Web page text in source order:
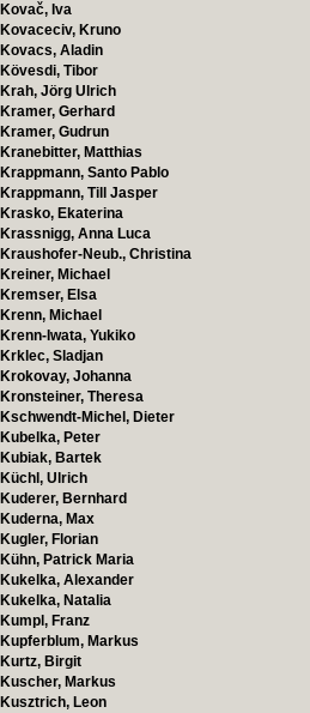
Kovač, Iva
Kovaceciv, Kruno
Kovacs, Aladin
Kövesdi, Tibor
Krah, Jörg Ulrich
Kramer, Gerhard
Kramer, Gudrun
Kranebitter, Matthias
Krappmann, Santo Pablo
Krappmann, Till Jasper
Krasko, Ekaterina
Krassnigg, Anna Luca
Kraushofer-Neub., Christina
Kreiner, Michael
Kremser, Elsa
Krenn, Michael
Krenn-Iwata, Yukiko
Krklec, Sladjan
Krokovay, Johanna
Kronsteiner, Theresa
Kschwendt-Michel, Dieter
Kubelka, Peter
Kubiak, Bartek
Küchl, Ulrich
Kuderer, Bernhard
Kuderna, Max
Kugler, Florian
Kühn, Patrick Maria
Kukelka, Alexander
Kukelka, Natalia
Kumpl, Franz
Kupferblum, Markus
Kurtz, Birgit
Kuscher, Markus
Kusztrich, Leon